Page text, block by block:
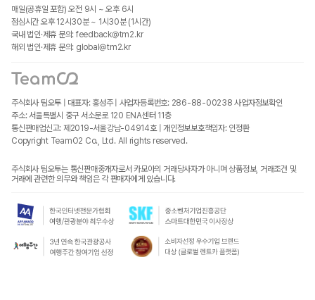
매일(공휴일 포함) 오전 9시 ~ 오후 6시
점심시간 오후 12시30분 ~ 1시30분 (1시간)
국내 법인·제휴 문의: feedback@tm2.kr
해외 법인·제휴 문의: global@tm2.kr
주식회사 팀오투 | 대표자: 홍성주 | 사업자등록번호: 286-88-00238 사업자정보확인
주소: 서울특별시 중구 서소문로 120 ENA센터 11층
통신판매업신고: 제2019-서울강남-04914호 | 개인정보보호책임자: 인정환
Copyright TeamO2 Co., Ltd. All rights reserved.
주식회사 팀오투는 통신판매중개자로서 카모아의 거래당사자가 아니며 상품정보, 거래조건 및
거래에 관련한 의무와 책임은 각 판매자에게 있습니다.